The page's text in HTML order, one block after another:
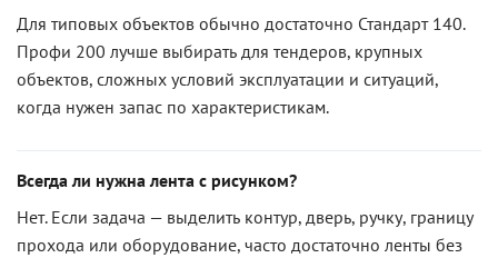
Для типовых объектов обычно достаточно Стандарт 140.
Профи 200 лучше выбирать для тендеров, крупных
объектов, сложных условий эксплуатации и ситуаций,
когда нужен запас по характеристикам.
Всегда ли нужна лента с рисунком?
Нет. Если задача — выделить контур, дверь, ручку, границу
прохода или оборудование, часто достаточно ленты без